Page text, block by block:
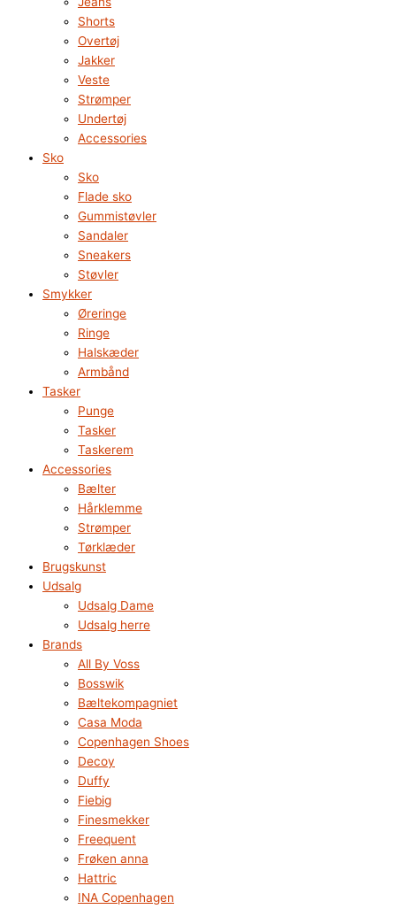
Shorts
Overtøj
Jakker
Veste
Strømper
Undertøj
Accessories
Sko
Sko
Flade sko
Gummistøvler
Sandaler
Sneakers
Støvler
Smykker
Øreringe
Ringe
Halskæder
Armbånd
Tasker
Punge
Tasker
Taskerem
Accessories
Bælter
Hårklemme
Strømper
Tørklæder
Brugskunst
Udsalg
Udsalg Dame
Udsalg herre
Brands
All By Voss
Bosswik
Bæltekompagniet
Casa Moda
Copenhagen Shoes
Decoy
Duffy
Fiebig
Finesmekker
Freequent
Frøken anna
Hattric
INA Copenhagen